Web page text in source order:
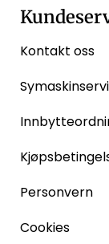
Kontakt oss
Personvern
Cookies